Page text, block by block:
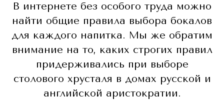
В интернете без особого труда можно
найти общие правила выбора бокалов
для каждого напитка. Мы же обратим
внимание на то, каких строгих правил
придерживались при выборе
столового хрусталя в домах русской и
английской аристократии.